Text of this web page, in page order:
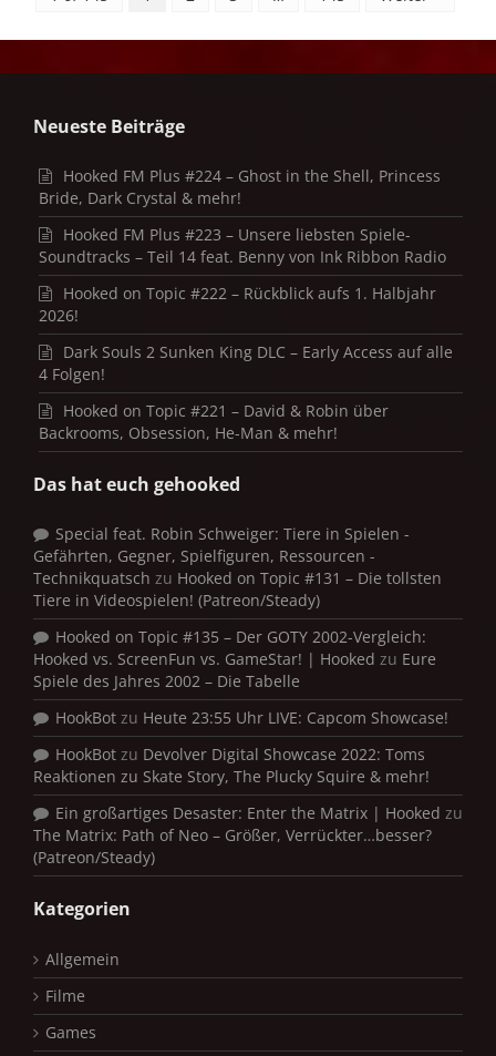
Neueste Beiträge
Hooked FM Plus #224 – Ghost in the Shell, Princess
Bride, Dark Crystal & mehr!
Hooked FM Plus #223 – Unsere liebsten Spiele-
Soundtracks – Teil 14 feat. Benny von Ink Ribbon Radio
Hooked on Topic #222 – Rückblick aufs 1. Halbjahr
2026!
Dark Souls 2 Sunken King DLC – Early Access auf alle
4 Folgen!
Hooked on Topic #221 – David & Robin über
Backrooms, Obsession, He-Man & mehr!
Das hat euch gehooked
Special feat. Robin Schweiger: Tiere in Spielen -
Gefährten, Gegner, Spielfiguren, Ressourcen -
Technikquatsch zu Hooked on Topic #131 – Die tollsten
Tiere in Videospielen! (Patreon/Steady)
Hooked on Topic #135 – Der GOTY 2002-Vergleich:
Hooked vs. ScreenFun vs. GameStar! | Hooked zu Eure
Spiele des Jahres 2002 – Die Tabelle
HookBot zu Heute 23:55 Uhr LIVE: Capcom Showcase!
HookBot zu Devolver Digital Showcase 2022: Toms
Reaktionen zu Skate Story, The Plucky Squire & mehr!
Ein großartiges Desaster: Enter the Matrix | Hooked zu
The Matrix: Path of Neo – Größer, Verrückter…besser?
(Patreon/Steady)
Kategorien
Allgemein
Filme
Games